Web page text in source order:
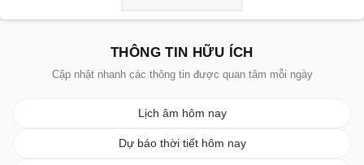
THÔNG TIN HỮU ÍCH
Cập nhật nhanh các thông tin được quan tâm mỗi ngày
Lịch âm hôm nay
Dự báo thời tiết hôm nay